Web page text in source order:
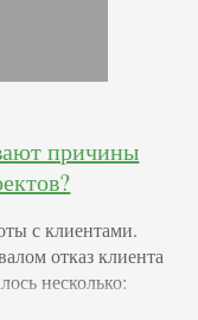
причины
с клиентами.
отказ клиента
несколько: